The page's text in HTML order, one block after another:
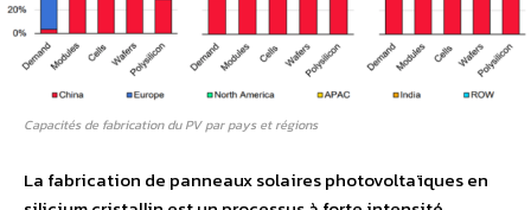
Capacités de fabrication du PV par pays et régions
La fabrication de panneaux solaires photovoltaïques en